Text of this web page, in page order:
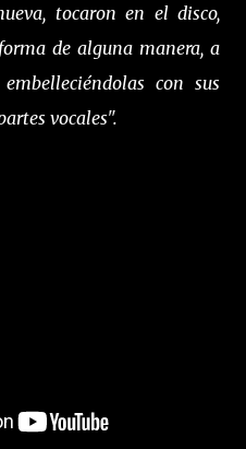
tocaron en el disco,
de alguna manera, a
con sus
vocales".